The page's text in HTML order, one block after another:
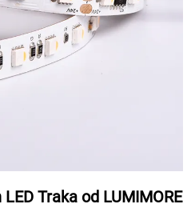
Traka od LUMIMORE